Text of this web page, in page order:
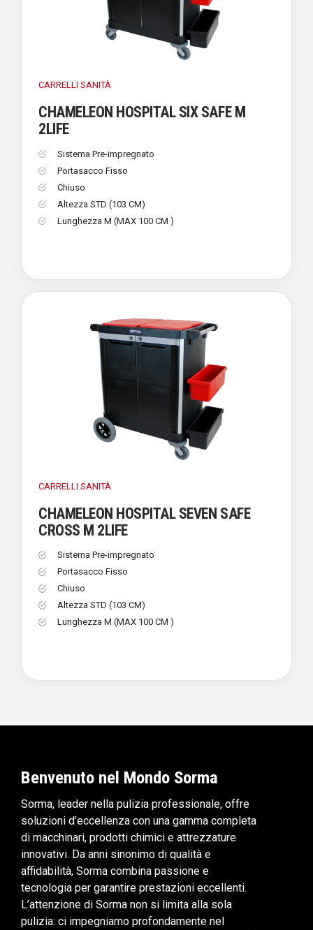
CARRELLI SANITÀ
CHAMELEON HOSPITAL SIX SAFE M
2LIFE
Sistema Pre-impregnato
Portasacco Fisso
Chiuso
Altezza STD (103 CM)
Lunghezza M (MAX 100 CM )
CARRELLI SANITÀ
CHAMELEON HOSPITAL SEVEN SAFE
CROSS M 2LIFE
Sistema Pre-impregnato
Portasacco Fisso
Chiuso
Altezza STD (103 CM)
Lunghezza M (MAX 100 CM )
Benvenuto nel Mondo Sorma
Sorma, leader nella pulizia professionale, offre
soluzioni d’eccellenza con una gamma completa
di macchinari, prodotti chimici e attrezzature
innovativi. Da anni sinonimo di qualità e
affidabilità, Sorma combina passione e
tecnologia per garantire prestazioni eccellenti.
L’attenzione di Sorma non si limita alla sola
pulizia: ci impegniamo profondamente nel